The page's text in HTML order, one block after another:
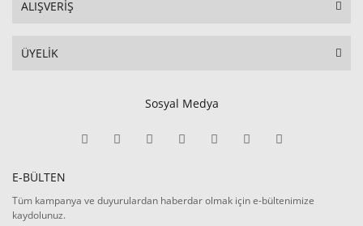
ALIŞVERİŞ
ÜYELİK
Sosyal Medya
E-BÜLTEN
Tüm kampanya ve duyurulardan haberdar olmak için e-bültenimize
kaydolunuz.